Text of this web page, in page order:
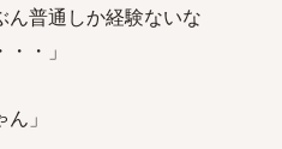
ん普通しか経験ないな
・」
」